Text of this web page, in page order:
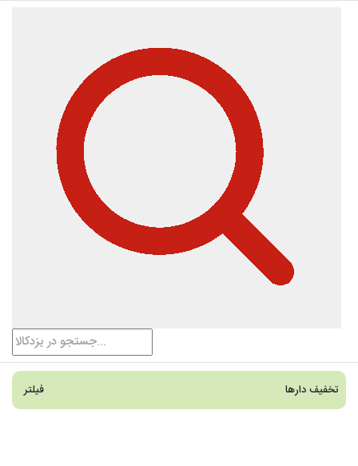
فیلتر تخفیف دارها